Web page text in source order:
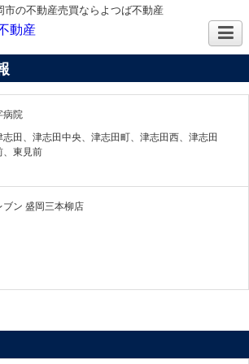
市の不動産売買ならよつば不動産
病院
志田、津志田中央、津志田町、津志田西、津志田
、東見前
ブン 盛岡三本柳店